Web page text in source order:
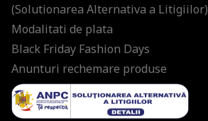
(Solutionarea Alternativa a Litigiilor)
Modalitati de plata
Black Friday Fashion Days
Anunturi rechemare produse